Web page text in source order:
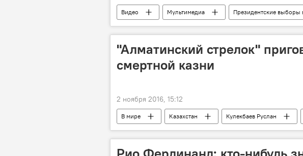
Видео Мультимедиа Президентские
"Алматинский стрелок"
смертной казни
2 ноября 2016, 15:12
В мире Казахстан Кулекбаев Руслан